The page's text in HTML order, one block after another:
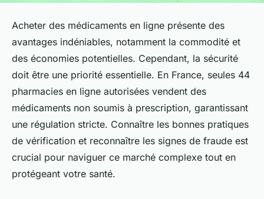
Acheter des médicaments en ligne présente des
avantages indéniables, notamment la commodité et
des économies potentielles. Cependant, la sécurité
doit être une priorité essentielle. En France, seules 44
pharmacies en ligne autorisées vendent des
médicaments non soumis à prescription, garantissant
une régulation stricte. Connaître les bonnes pratiques
de vérification et reconnaître les signes de fraude est
crucial pour naviguer ce marché complexe tout en
protégeant votre santé.